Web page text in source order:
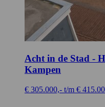
Acht in de Stad -
Kampen
€ 305.000,- t/m €